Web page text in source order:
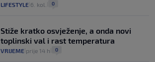
LIFESTYLE 6. kol. 0
Stiže kratko osvježenje, a onda novi
toplinski val i rast temperatura
VRIJEME prije 14 h 0